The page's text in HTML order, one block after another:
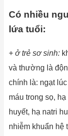
Có nhiều
lứa tuổi:
+ ở trẻ sơ sinh:
và thường là
chính là: ngạt
máu trong sọ,
huyết, hạ natri
nhiễm khuẩn hệ